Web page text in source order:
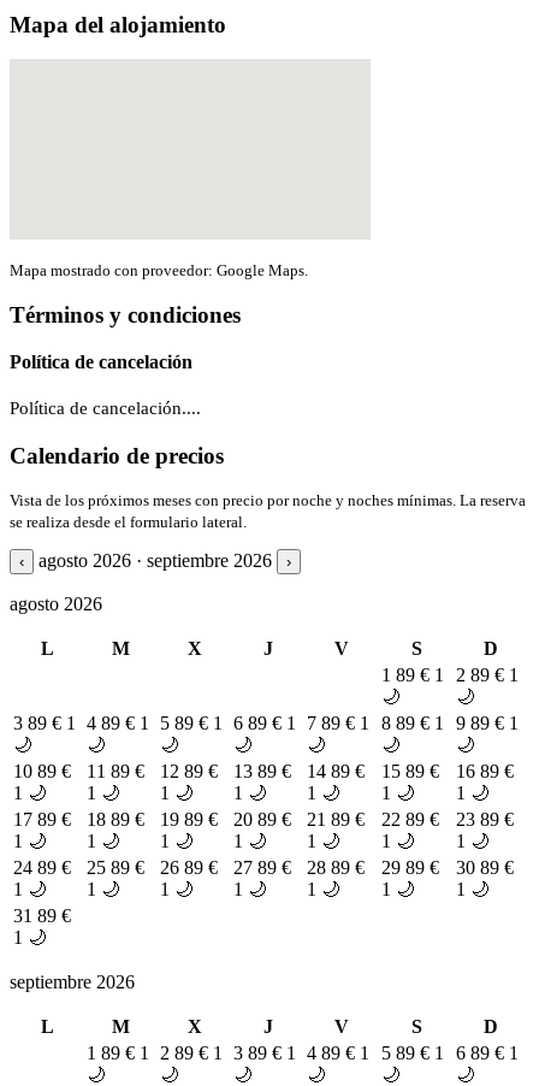
Mapa del alojamiento
Mapa mostrado con proveedor: Google Maps.
Términos y condiciones
Política de cancelación
Política de cancelación....
Calendario de precios
Vista de los próximos meses con precio por noche y noches mínimas. La reserva
se realiza desde el formulario lateral.
‹ agosto 2026 · septiembre 2026 ›
agosto 2026
L M X J V S
D
1 89 € 1
🌙
2 89 € 1
🌙
3 89 € 1
🌙
4 89 € 1
🌙
5 89 € 1
🌙
6 89 € 1
🌙
7 89 € 1
🌙
8 89 € 1
🌙
9 89 € 1
🌙
10 89 €
1 🌙
11 89 €
1 🌙
12 89 €
1 🌙
13 89 €
1 🌙
14 89 €
1 🌙
15 89 €
1 🌙
16 89 €
1 🌙
17 89 €
1 🌙
18 89 €
1 🌙
19 89 €
1 🌙
20 89 €
1 🌙
21 89 €
1 🌙
22 89 €
1 🌙
23 89 €
1 🌙
24 89 €
1 🌙
25 89 €
1 🌙
26 89 €
1 🌙
27 89 €
1 🌙
28 89 €
1 🌙
29 89 €
1 🌙
30 89 €
1 🌙
31 89 €
1 🌙
septiembre 2026
L M X J V S
D
1 89 € 1
🌙
2 89 € 1
🌙
3 89 € 1
🌙
4 89 € 1
🌙
5 89 € 1
🌙
6 89 € 1
🌙